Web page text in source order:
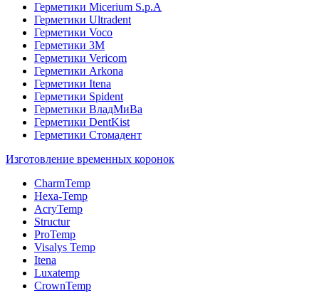
Герметики Micerium S.p.A
Герметики Ultradent
Герметики Voco
Герметики 3M
Герметики Vericom
Герметики Arkona
Герметики Itena
Герметики Spident
Герметики ВладМиВа
Герметики DentKist
Герметики Стомадент
Изготовление временных коронок
CharmTemp
Hexa-Temp
AcryTemp
Structur
ProTemp
Visalys Temp
Itena
Luxatemp
CrownTemp